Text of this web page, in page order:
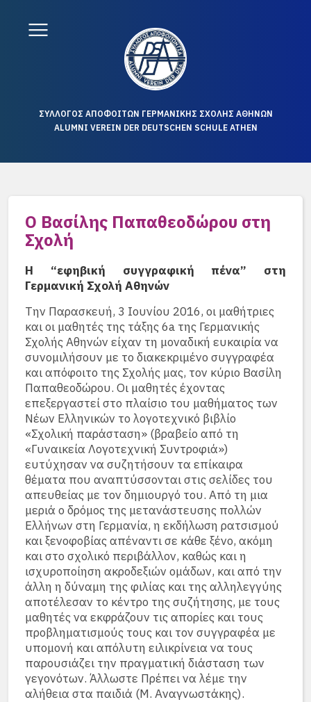
ΣΥΛΛΟΓΟΣ ΑΠΟΦΟΙΤΩΝ ΓΕΡΜΑΝΙΚΗΣ ΣΧΟΛΗΣ ΑΘΗΝΩΝ
ALUMNI VEREIN DER DEUTSCHEN SCHULE ATHEN
Ο Βασίλης Παπαθεοδώρου στη
Σχολή
Η “εφηβική συγγραφική πένα” στη
Γερμανική Σχολή Αθηνών
Την Παρασκευή, 3 Ιουνίου 2016, οι μαθήτριες
και οι μαθητές της τάξης 6a της Γερμανικής
Σχολής Αθηνών είχαν τη μοναδική ευκαιρία να
συνομιλήσουν με το διακεκριμένο συγγραφέα
και απόφοιτο της Σχολής μας, τον κύριο Βασίλη
Παπαθεοδώρου. Οι μαθητές έχοντας
επεξεργαστεί στο πλαίσιο του μαθήματος των
Νέων Ελληνικών το λογοτεχνικό βιβλίο
«Σχολική παράσταση» (βραβείο από τη
«Γυναικεία Λογοτεχνική Συντροφιά»)
ευτύχησαν να συζητήσουν τα επίκαιρα
θέματα που αναπτύσσονται στις σελίδες του
απευθείας με τον δημιουργό του. Από τη μια
μεριά ο δρόμος της μετανάστευσης πολλών
Ελλήνων στη Γερμανία, η εκδήλωση ρατσισμού
και ξενοφοβίας απέναντι σε κάθε ξένο, ακόμη
και στο σχολικό περιβάλλον, καθώς και η
ισχυροποίηση ακροδεξιών ομάδων, και από την
άλλη η δύναμη της φιλίας και της αλληλεγγύης
αποτέλεσαν το κέντρο της συζήτησης, με τους
μαθητές να εκφράζουν τις απορίες και τους
προβληματισμούς τους και τον συγγραφέα με
υπομονή και απόλυτη ειλικρίνεια να τους
παρουσιάζει την πραγματική διάσταση των
γεγονότων. Άλλωστε Πρέπει να λέμε την
αλήθεια στα παιδιά (Μ. Αναγνωστάκης).